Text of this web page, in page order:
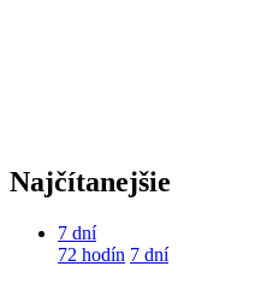
Najčítanejšie
7 dní
72 hodín 7 dní